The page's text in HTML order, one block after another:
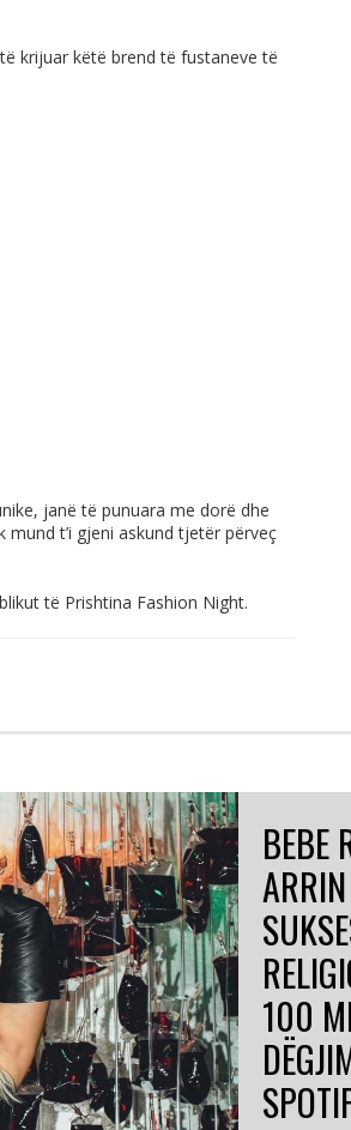
krijuar këtë brend të fustaneve të
janë të punuara me dorë dhe
t’i gjeni askund tjetër përveç
të Prishtina Fashion Night.
BEBE
ARRIN
100